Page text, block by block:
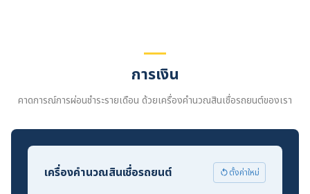
การเงิน
คาดการณ์การผ่อนชำระรายเดือน ด้วยเครื่องคำนวณสินเชื่อรถยนต์ของเรา
เครื่องคำนวณสินเชื่อรถยนต์ ตั้งค่าใหม่